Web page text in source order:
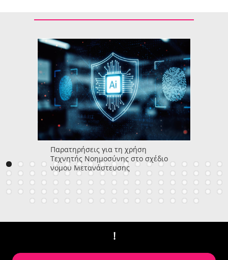
Παρατηρήσεις για τη χρήση
Τεχνητής Νοημοσύνης στο σχέδιο
νόμου Μετανάστευσης
!